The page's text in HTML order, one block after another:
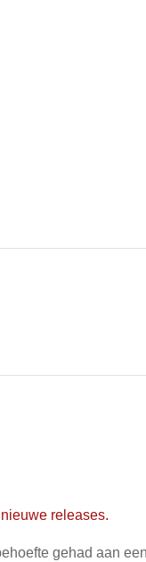
releases.
gehad aan